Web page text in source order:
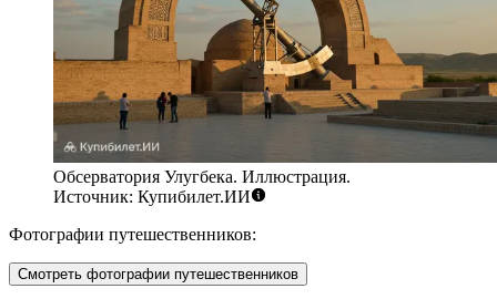
Обсерватория Улугбека. Иллюстрация.
Источник: Купибилет.ИИ
Фотографии путешественников:
Смотреть фотографии путешественников